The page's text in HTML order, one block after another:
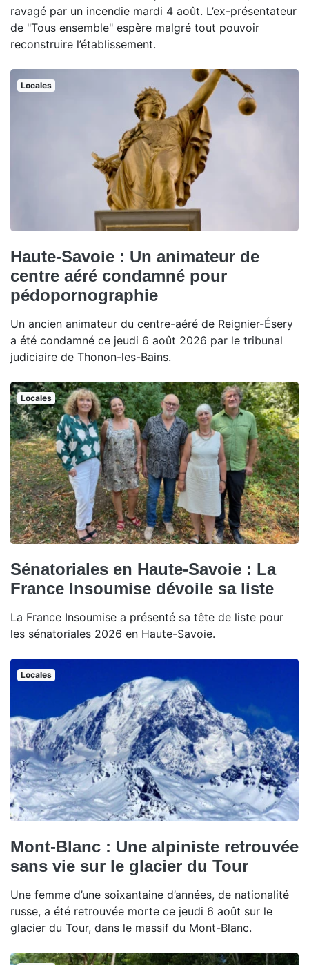
ravagé par un incendie mardi 4 août. L’ex-présentateur
de "Tous ensemble" espère malgré tout pouvoir
reconstruire l’établissement.
Locales
Haute-Savoie : Un animateur de
centre aéré condamné pour
pédopornographie
Un ancien animateur du centre-aéré de Reignier-Ésery
a été condamné ce jeudi 6 août 2026 par le tribunal
judiciaire de Thonon-les-Bains.
Locales
Sénatoriales en Haute-Savoie : La
France Insoumise dévoile sa liste
La France Insoumise a présenté sa tête de liste pour
les sénatoriales 2026 en Haute-Savoie.
Locales
Mont-Blanc : Une alpiniste retrouvée
sans vie sur le glacier du Tour
Une femme d’une soixantaine d’années, de nationalité
russe, a été retrouvée morte ce jeudi 6 août sur le
glacier du Tour, dans le massif du Mont-Blanc.